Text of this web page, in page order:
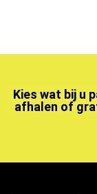
Kies wat bij u
afhalen of